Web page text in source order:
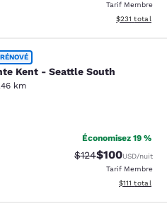
Tarif Membre
Afficher les
$231 total
- Seattle South
Kent - Seattle South
km
23 commentaires
Économisez 19 %
Tarif barré :
$124Tarif réduit :
$100USD/nuit
Tarif Membre
Afficher les
$111 total